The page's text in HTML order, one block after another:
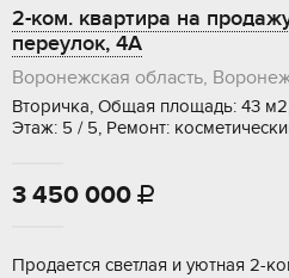
2-ком. квартира на
переулок, 4А
Воронежская область,
Вторичка, Общая площадь: 43
Этаж: 5 / 5, Ремонт:
3 450 000 
Пpoдaeтcя cвeтлая и уютная 2-